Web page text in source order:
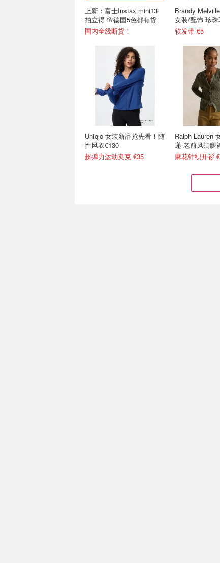
上新：富士Instax mini13
拍立得 🌸德国5色都有货
国内全线断货！
Uniqlo 女装新品抢先看！随
性风衣€130
超弹力运动夹克 €35
Brandy
女装/配饰 珍
软发带 €5
Ralph Lauren
递 老前风阔腿
麻花针织开衫